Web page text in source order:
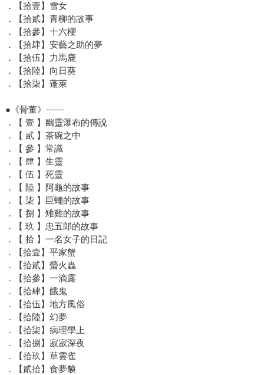
．【拾壹】雪女
．【拾貳】青柳的故事
．【拾參】十六櫻
．【拾肆】安藝之助的夢
．【拾伍】力馬鹿
．【拾陸】向日葵
．【拾柒】蓬萊
●《骨董》——
．【 壹 】幽靈瀑布的傳說
．【 貳 】茶碗之中
．【 參 】常識
．【 肆 】生靈
．【 伍 】死靈
．【 陸 】阿龜的故事
．【 柒 】巨蠅的故事
．【 捌 】雉雞的故事
．【 玖 】忠五郎的故事
．【 拾 】一名女子的日記
．【拾壹】平家蟹
．【拾貳】螢火蟲
．【拾參】一滴露
．【拾肆】餓鬼
．【拾伍】地方風俗
．【拾陸】幻夢
．【拾柒】病理學上
．【拾捌】寂寂深夜
．【拾玖】草雲雀
．【貳拾】食夢貘